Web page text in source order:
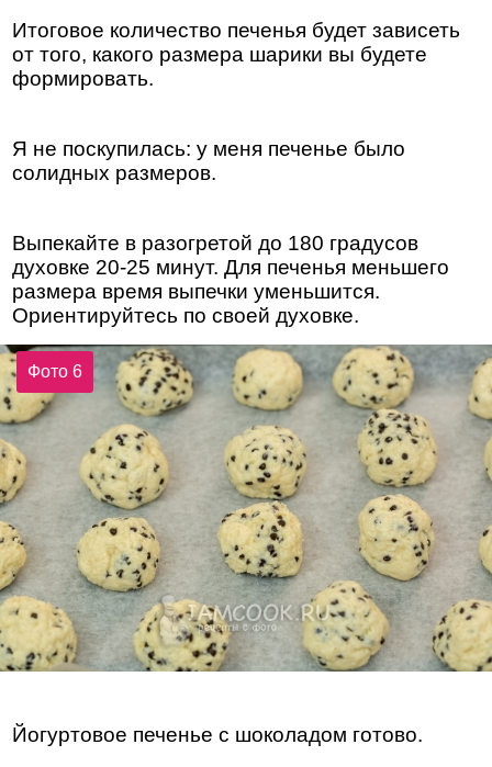
Итоговое количество печенья будет зависеть
от того, какого размера шарики вы будете
формировать.
Я не поскупилась: у меня печенье было
солидных размеров.
Выпекайте в разогретой до 180 градусов
духовке 20-25 минут. Для печенья меньшего
размера время выпечки уменьшится.
Ориентируйтесь по своей духовке.
Фото 6
Йогуртовое печенье с шоколадом готово.